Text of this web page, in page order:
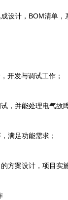
计，BOM清单，
开发与调试工作；
并能处理电气故
满足功能需求；
案设计，项目实